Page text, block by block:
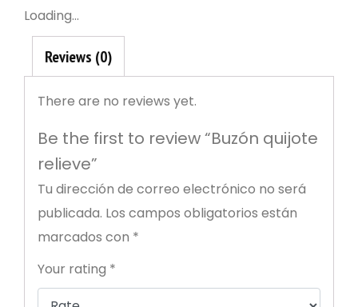
Loading...
Reviews (0)
There are no reviews yet.
Be the first to review “Buzón quijote
relieve”
Tu dirección de correo electrónico no será
publicada. Los campos obligatorios están
marcados con *
Your rating *
Política de Privacidad
Datos identificativos
Eurorremate S.A.L. Con domicilio en Pedro Muñoz, Julian
Saez, con c.I.F / n.I.F.: A13262332 y con correo
aplicación de la normativa vigente en materia de
protección de datos de carácter personal, informa que los
datos personales que se recogen a través de los